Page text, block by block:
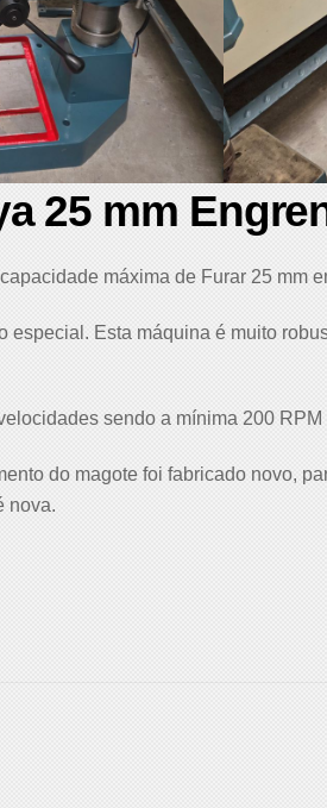
25 mm
máxima de Furar 25 mm
Esta máquina é muito
sendo a mínima 200
do magote foi fabricado novo,
nova.